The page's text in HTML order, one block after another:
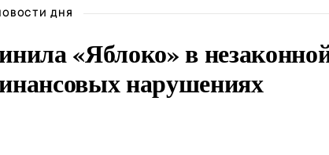
ДНЯ
«Яблоко» в
нарушениях